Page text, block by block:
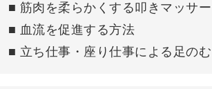
そうしたお悩みを抱えている方も多い
■ 筋肉を柔らかくする叩きマッサ
■ 血流を促進する方法
■ 立ち仕事・座り仕事による足の